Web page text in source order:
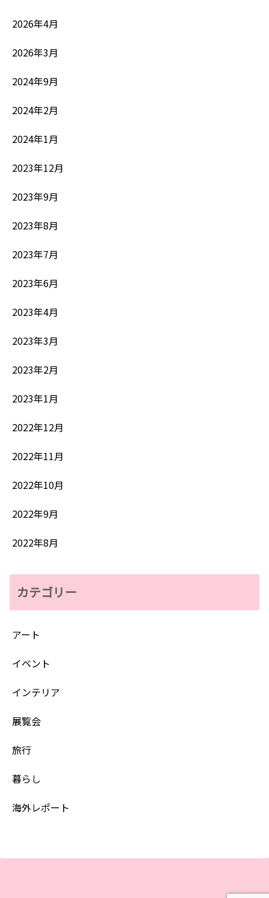
2026年4月
2026年3月
2024年9月
2024年2月
2024年1月
2023年12月
2023年9月
2023年8月
2023年7月
2023年6月
2023年4月
2023年3月
2023年2月
2023年1月
2022年12月
2022年11月
2022年10月
2022年9月
2022年8月
カテゴリー
アート
イベント
インテリア
展覧会
旅行
暮らし
海外レポート